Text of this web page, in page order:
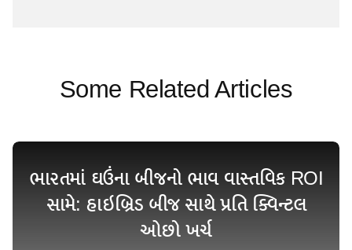
Some Related Articles
ભારતમાં ઘઉંના બીજનો ભાવ વાસ્તવિક ROI
સામે: હાઇબ્રિડ બીજ સાથે પ્રતિ ક્વિન્ટલ
ઓછો ખર્ચ